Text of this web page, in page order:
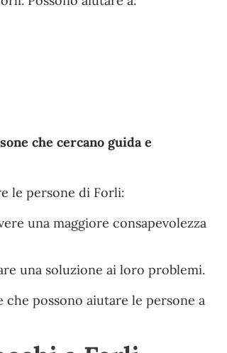
che cercano guida e
le persone di Forli:
una maggiore consapevolezza
una soluzione ai loro problemi.
possono aiutare le persone a